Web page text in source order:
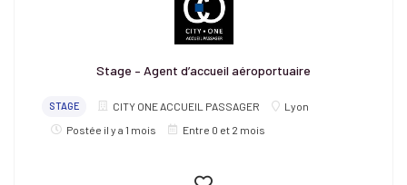
Stage – Agent d’accueil aéroportuaire
STAGE CITY ONE ACCUEIL PASSAGER
Lyon
Postée il y a 1 mois
Entre 0 et 2 mois